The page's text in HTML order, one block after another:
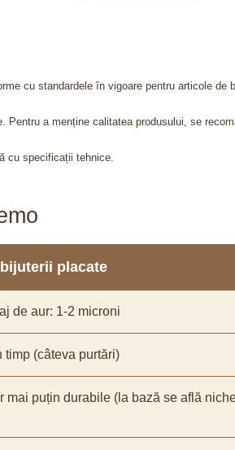
cu standardele în vigoare pentru articole de
a menține calitatea produsului, se
cu specificații tehnice.
placate
de aur: 1-2 microni
timp (câteva purtări)
mai puțin durabile (la bază se află